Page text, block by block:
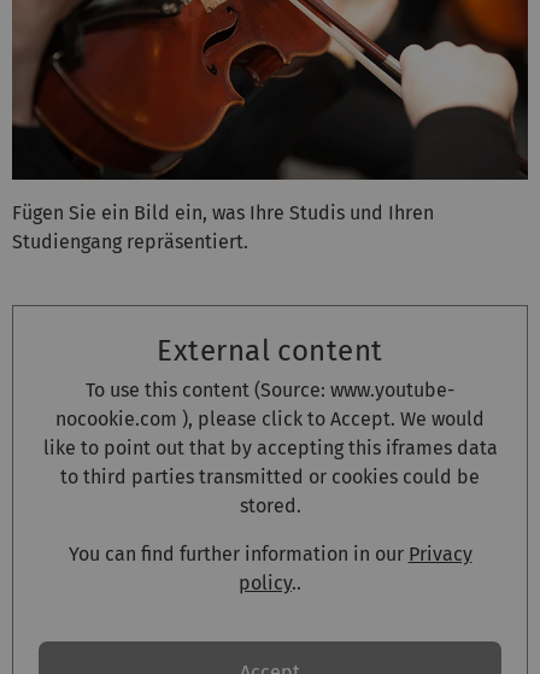
Fügen Sie ein Bild ein, was Ihre Studis und Ihren
Studiengang repräsentiert.
External content
To use this content (Source: www.youtube-
nocookie.com ), please click to Accept. We would
like to point out that by accepting this iframes data
to third parties transmitted or cookies could be
stored.
You can find further information in our Privacy
policy..